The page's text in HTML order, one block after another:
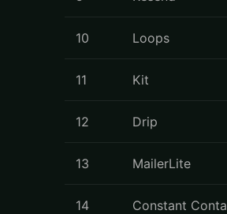
10 Loops
11 Kit
12 Drip
13 MailerLite
14 Constant